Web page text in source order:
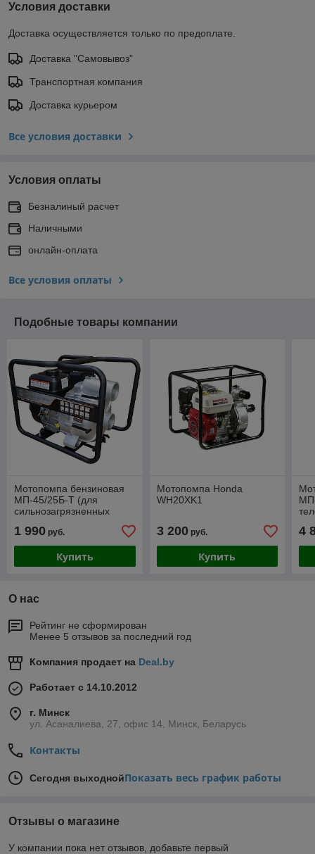
Условия доставки
Доставка осуществляется только по предоплате.
Доставка "Самовывоз"
Транспортная компания
Доставка курьером
Все условия доставки
Условия оплаты
Безналиный расчет
Наличными
онлайн-оплата
Все условия оплаты
Подобные товары компании
Мотопомпа бензиновая
МП-45/25Б-Т (для
сильнозагрязненных
1 990 руб.
Купить
Мотопомпа Honda
WH20XK1
3 200руб.
Купить
4
О нас
Рейтинг не сформирован
Менее 5 отзывов за последний год
Компания продает на Deal.by
Работает с 14.10.2012
г. Минск
ул. Асаналиева, 27, офис 14, Минск, Беларусь
Контакты
Сегодня выходнойПоказать весь график работы
Отзывы о магазине
У компании пока нет отзывов, добавьте первый